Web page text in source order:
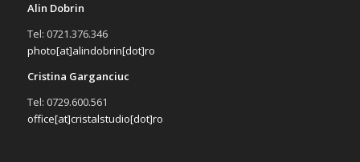
Alin Dobrin
Tel: 0721.376.346
photo[at]alindobrin[dot]ro
Cristina Garganciuc
Tel: 0729.600.561
office[at]cristalstudio[dot]ro